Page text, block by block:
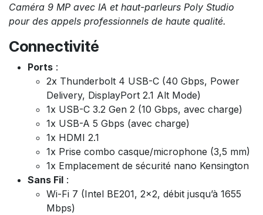
Caméra 9 MP avec IA et haut-parleurs Poly Studio
pour des appels professionnels de haute qualité.
Connectivité
Ports :
2x Thunderbolt 4 USB-C (40 Gbps, Power
Delivery, DisplayPort 2.1 Alt Mode)
1x USB-C 3.2 Gen 2 (10 Gbps, avec charge)
1x USB-A 5 Gbps (avec charge)
1x HDMI 2.1
1x Prise combo casque/microphone (3,5 mm)
1x Emplacement de sécurité nano Kensington
Sans Fil :
Wi-Fi 7 (Intel BE201, 2x2, débit jusqu’à 1655
Mbps)